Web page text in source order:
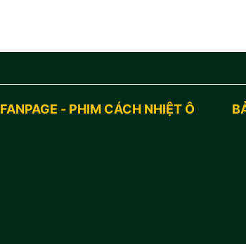
FANPAGE - PHIM CÁCH NHIỆT Ô